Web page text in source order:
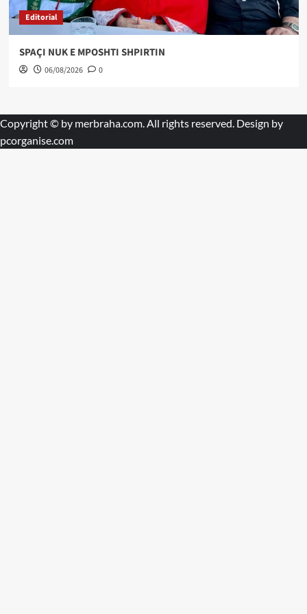
Editorial
SPAÇI NUK E MPOSHTI SHPIRTIN
06/08/2026 0
Copyright © by merbraha.com. All rights reserved. Design by
pcorganise.com